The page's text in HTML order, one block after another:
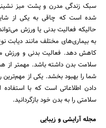
سبک زندگی مدرن و پشت میز
شده است که چاقی به یکی از
حالیکه فعالیت بدنی یا ورزش
کاهش دهد. فعالیت بدنی و ورزش
سلامت بدن داشته باشد. مهمتر از
شما را بهبود بخشد. یکی از
دادن اطلاعاتی است که با استفاده
سلامتی را به بدن خود بازگردانید.
مجله آرایشی و زیبایی